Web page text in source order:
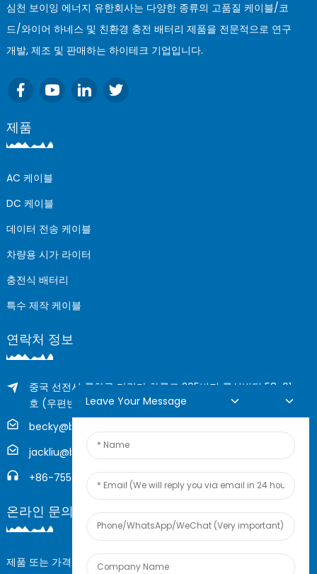
심천 보이잉 에너지 유한회사는 다양한 종류의 고품질 케이블/코
드/와이어 하네스 및 친환경 충전 배터리 제품을 전문적으로 연구
개발, 제조 및 판매하는 하이테크 기업입니다.
제품
AC 케이블
DC 케이블
데이터 전송 케이블
차량용 시가 라이터
충전식 배터리
특수 제작 케이블
연락처 정보
중국 선전시 룽화구 다랑가 화룽로 205번지 룽싱빌딩 58-61
호 (우편번호: 518109)
becky@boyingcable.com
jackliu@boyingcable.com
+86-755-21014277
온라인 문의
제품 또는 가격표에 대한 문의 사항은 이메일을 남겨주시면 24시간
Leave Your Message